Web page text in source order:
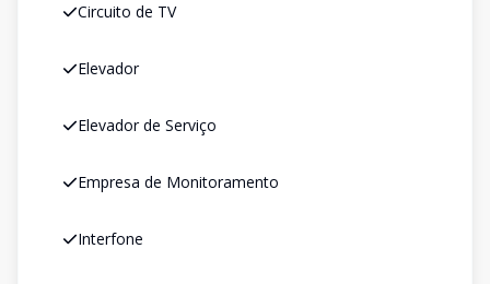
Circuito de TV
Elevador
Elevador de Serviço
Empresa de Monitoramento
Interfone